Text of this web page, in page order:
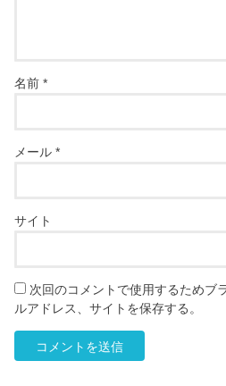
名前*
メール*
サイト
次回のコメントで使用するためブ
ルアドレス、サイトを保存する。